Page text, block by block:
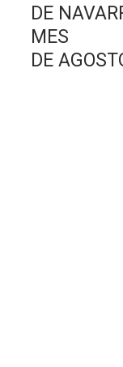
DE
MES
DE